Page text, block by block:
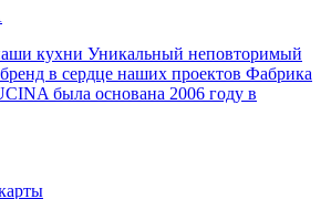
кухни Уникальный неповторимый
в сердце наших проектов Фабрика
была основана 2006 году в